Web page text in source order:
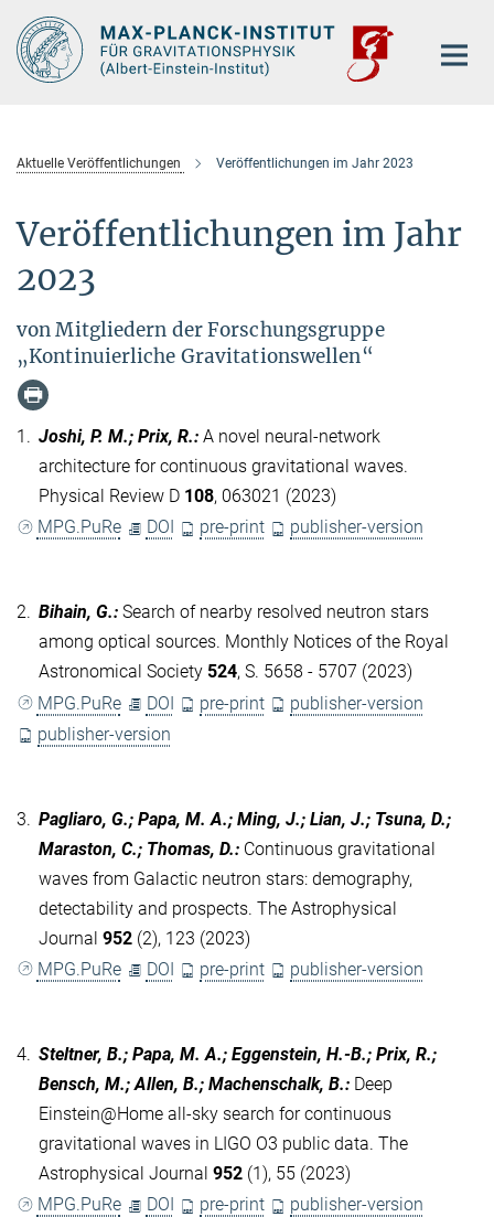
Hauptinhalt
Aktuelle Veröffentlichungen Veröffentlichungen im Jahr 2023
Veröffentlichungen im Jahr
2023
von Mitgliedern der Forschungsgruppe
„Kontinuierliche Gravitationswellen“
1. Joshi, P. M.; Prix, R.: A novel neural-network
architecture for continuous gravitational waves.
Physical Review D 108, 063021 (2023)
MPG.PuRe
DOI pre-print publisher-version
2. Bihain, G.: Search of nearby resolved neutron stars
among optical sources. Monthly Notices of the Royal
Astronomical Society 524, S. 5658 - 5707 (2023)
MPG.PuRe
DOI pre-print
publisher-version
publisher-version
3. Pagliaro, G.; Papa, M. A.; Ming, J.; Lian, J.; Tsuna, D.;
Maraston, C.; Thomas, D.: Continuous gravitational
waves from Galactic neutron stars: demography,
detectability and prospects. The Astrophysical
Journal 952 (2), 123 (2023)
MPG.PuRe
DOI pre-print publisher-version
4. Steltner, B.; Papa, M. A.; Eggenstein, H.-B.; Prix, R.;
Bensch, M.; Allen, B.; Machenschalk, B.: Deep
Einstein@Home all-sky search for continuous
gravitational waves in LIGO O3 public data. The
Astrophysical Journal 952 (1), 55 (2023)
MPG.PuRe
DOI pre-print publisher-version